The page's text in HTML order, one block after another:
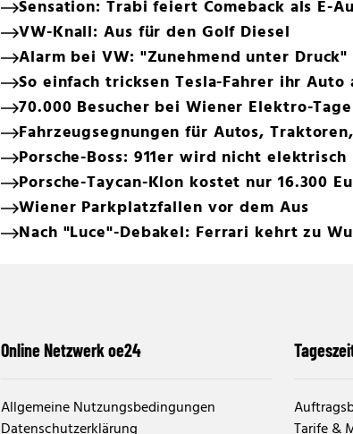
Sensation: Trabi feiert Comeback als E-
VW-Knall: Aus für den Golf Diesel
Alarm bei VW: "Zunehmend unter Druck"
So einfach tricksen Tesla-Fahrer ihr Auto
70.000 Besucher bei Wiener Elektro-
Fahrzeugsegnungen für Autos,
Porsche-Boss: 911er wird nicht elektrisch
Porsche-Taycan-Klon kostet nur 16.300
Wiener Parkplatzfallen vor dem Aus
Nach "Luce"-Debakel: Ferrari kehrt zu
Online Netzwerk oe24
Allgemeine Nutzungsbedingungen
Datenschutzerklärung
Tarife &